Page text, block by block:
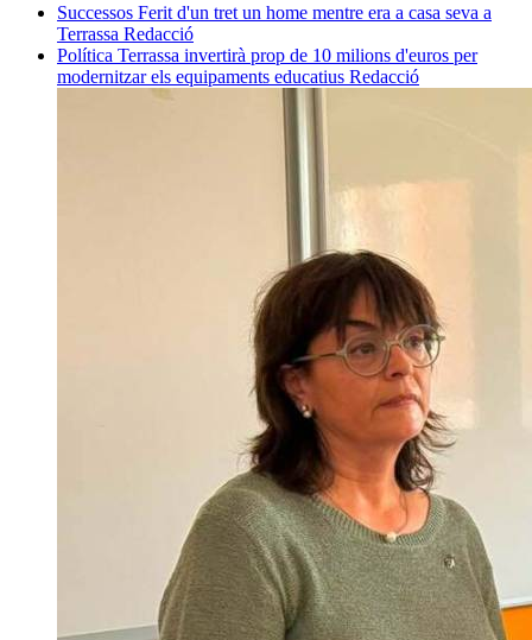
Successos Ferit d'un tret un home mentre era a casa seva a
Terrassa Redacció
Política Terrassa invertirà prop de 10 milions d'euros per
modernitzar els equipaments educatius Redacció